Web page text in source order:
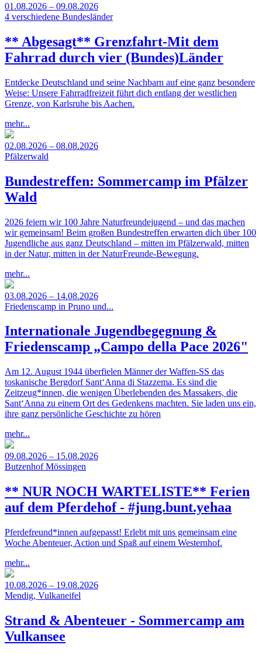
01.08.2026 – 09.08.2026
4 verschiedene Bundesländer
** Abgesagt** Grenzfahrt-Mit dem
Fahrrad durch vier (Bundes)Länder
Entdecke Deutschland und seine Nachbarn auf eine ganz besondere
Weise: Unsere Fahrradfreizeit führt dich entlang der westlichen
Grenze, von Karlsruhe bis Aachen.
mehr...
02.08.2026 – 08.08.2026
Pfälzerwald
Bundestreffen: Sommercamp im Pfälzer
Wald
2026 feiern wir 100 Jahre Naturfreundejugend – und das machen
wir gemeinsam! Beim großen Bundestreffen erwarten dich über 100
Jugendliche aus ganz Deutschland – mitten im Pfälzerwald, mitten
in der Natur, mitten in der NaturFreunde-Bewegung.
mehr...
03.08.2026 – 14.08.2026
Friedenscamp in Pruno und...
Internationale Jugendbegegnung &
Friedenscamp „Campo della Pace 2026"
Am 12. August 1944 überfielen Männer der Waffen-SS das
toskanische Bergdorf Sant‘Anna di Stazzema. Es sind die
Zeitzeug*innen, die wenigen Überlebenden des Massakers, die
Sant‘Anna zu einem Ort des Gedenkens machten. Sie laden uns ein,
ihre ganz persönliche Geschichte zu hören
mehr...
09.08.2026 – 15.08.2026
Butzenhof Mössingen
** NUR NOCH WARTELISTE** Ferien
auf dem Pferdehof - #jung.bunt.yehaa
Pferdefreund*innen aufgepasst! Erlebt mit uns gemeinsam eine
Woche Abenteuer, Action und Spaß auf einem Westernhof.
mehr...
10.08.2026 – 19.08.2026
Mendig, Vulkaneifel
Strand & Abenteuer - Sommercamp am
Vulkansee